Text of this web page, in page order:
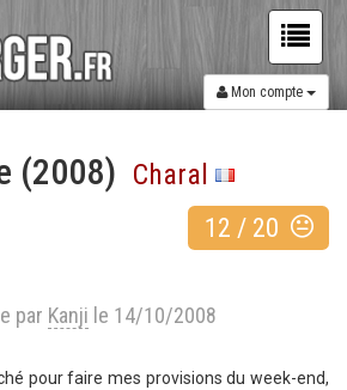
Mon compte
(2008) Charal
12 / 20
par Kanji le 14/10/2008
pour faire mes provisions du week-end,